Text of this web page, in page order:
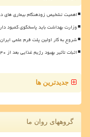
اهمیت تشخیص زودهنگام بیماری های
وزارت بهداشت باید پاسخگوی کمبود
شروع به کار اولین پلت فرم علمی
اثبات تأثیر بهبود رژیم غذایی بعد از ۴۰ سالگی بر طول عمر
جدیدترین ها
گروههای روان ما